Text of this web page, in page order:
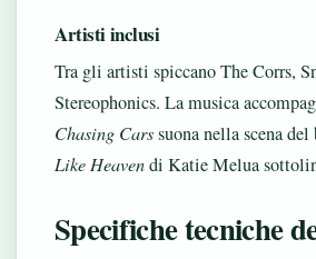
Artisti inclusi
Tra gli artisti spiccano The Corrs,
Stereophonics. La musica
Chasing Carssuona nella scena
Like Heavendi Katie Melua
Specifiche tecniche